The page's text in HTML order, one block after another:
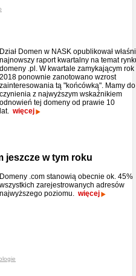
Dział Domen w NASK opublikował
najnowszy raport kwartalny na temat
domeny .pl. W kwartale zamykającym rok
2018 ponownie zanotowano wzrost
zainteresowania tą "końcówką". Mamy do
czynienia z najwyższym wskaźnikiem
odnowień tej domeny od prawie 10
lat. więcej
jeszcze w tym roku
Domeny .com stanowią obecnie ok. 45%
wszystkich zarejestrowanych adresów
najwyższego poziomu. więcej